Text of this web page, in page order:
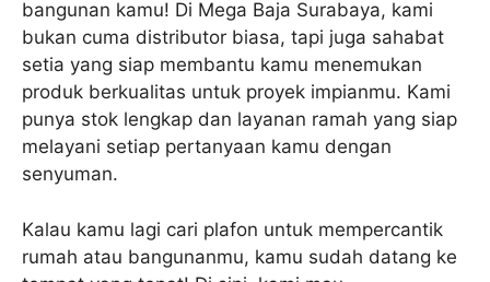
bangunan kamu! Di Mega Baja Surabaya, kami
bukan cuma distributor biasa, tapi juga sahabat
setia yang siap membantu kamu menemukan
produk berkualitas untuk proyek impianmu. Kami
punya stok lengkap dan layanan ramah yang siap
melayani setiap pertanyaan kamu dengan
senyuman.
Kalau kamu lagi cari plafon untuk mempercantik
rumah atau bangunanmu, kamu sudah datang ke